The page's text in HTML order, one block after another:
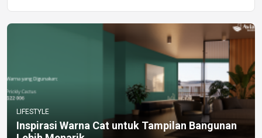
LIFESTYLE
Inspirasi Warna Cat untuk Tampilan Bangunan